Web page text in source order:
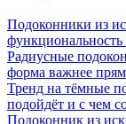
Подоконники из
функциональность
Радиусные
форма важнее
Тренд на тёмные
подойдёт и с чем
Подоконник из